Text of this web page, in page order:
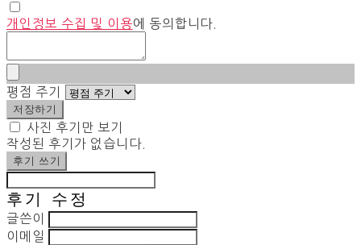
개인정보 수집 및 이용에 동의합니다.
평점 주기
저장하기
사진 후기만 보기
작성된 후기가 없습니다.
후기 쓰기
후기 수정
글쓴이
이메일